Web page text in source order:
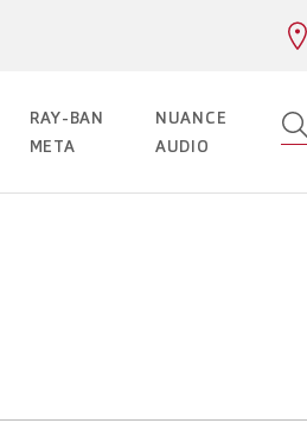
RAY-BAN
META
NUANCE
AUDIO